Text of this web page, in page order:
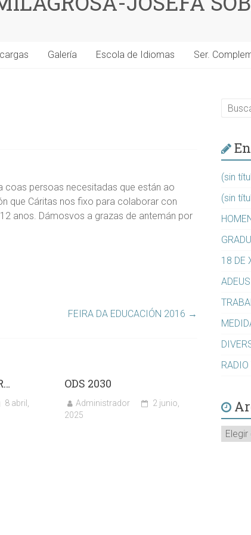
Galería Escola de Idiomas Ser.
coas persoas necesitadas que están ao
que Cáritas nos fixo para colaborar con
anos. Dámosvos a grazas de antemán por
FEIRA DA EDUCACIÓN 2016 →
8 abril,
ODS 2030
Administrador
2 junio,
2025
(sin
(sin
18 DE